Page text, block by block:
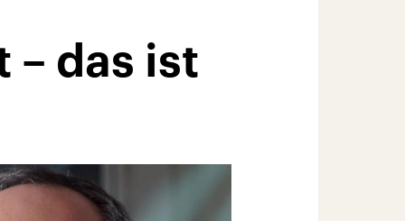
– das ist